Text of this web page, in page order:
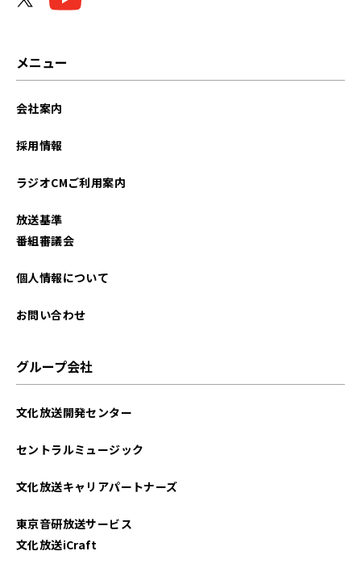
2025年09月
2025年06月
メニュー
会社案内
採用情報
ラジオCMご利用案内
放送基準
番組審議会
個人情報について
お問い合わせ
グループ会社
文化放送開発センター
セントラルミュージック
文化放送キャリアパートナーズ
東京音研放送サービス
文化放送iCraft